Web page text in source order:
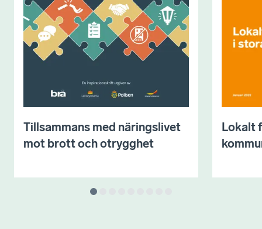
Tillsammans med näringslivet
mot brott och otrygghet
Lokalt